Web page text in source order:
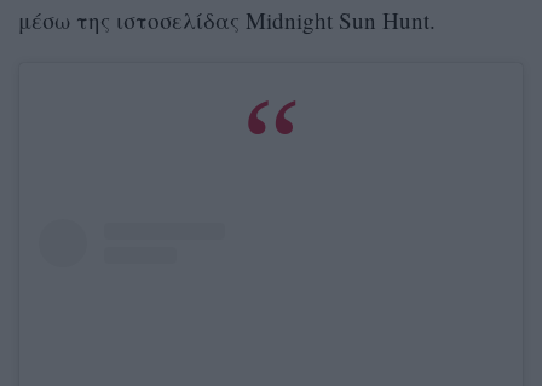
μέσω της ιστοσελίδας Midnight Sun Hunt.